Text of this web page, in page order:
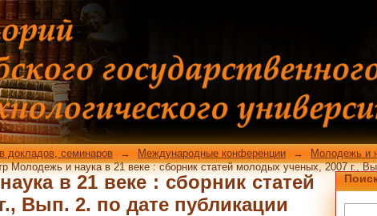
в 21 веке : сборник статей
докладов, семинаров → Международные конференции →
Молодежь и
Молодежь и наука в 21 веке : сборник статей молодых ученых, 2007 г.,
в 21 веке : сборник статей
Вып. 2. по дате публикации